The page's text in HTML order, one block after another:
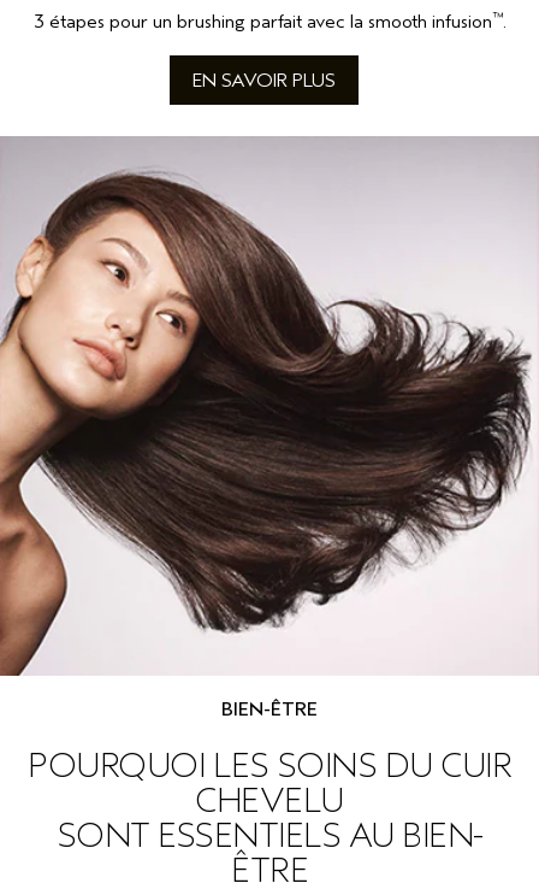
3 étapes pour un brushing parfait avec la smooth infusion™.
EN SAVOIR PLUS
BIEN-ÊTRE
POURQUOI LES SOINS DU CUIR
CHEVELU
SONT ESSENTIELS AU BIEN-
ÊTRE